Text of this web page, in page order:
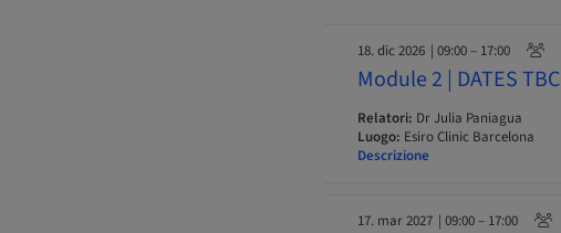
18. dic 2026 | 09:00 – 17:00
Module 2 | DATES TBC
Relatori: Dr Julia Paniagua
Luogo: Esiro Clinic Barcelona
Descrizione
17. mar 2027 | 09:00 – 17:00